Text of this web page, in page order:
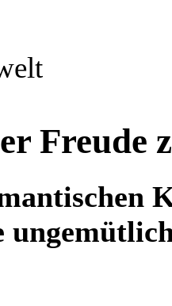
Freude